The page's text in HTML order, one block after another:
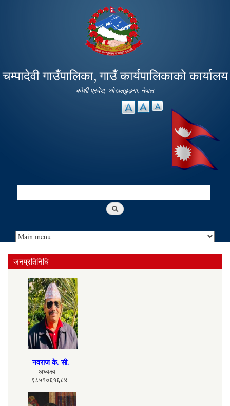
main
content
चम्पादेवी गाउँपालिका, गाउँ कार्यपालिकाको कार्यालय
कोशी प्रदेश, ओखलढुङ्गा, नेपाल
Search
जनप्रतिनिधि
नवराज के. सी.
अध्यक्ष्य
९८५१०६१६८४